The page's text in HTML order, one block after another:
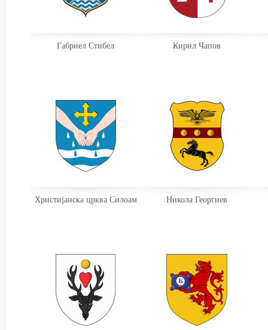
Габриел Стибел Кирил Чапов
Христијанска црква Силоам Никола Георгиев